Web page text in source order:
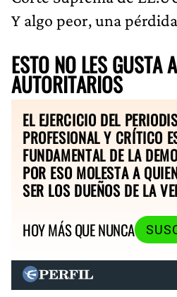
Y algo peor, una
ESTO NO LES GUSTA
AUTORITARIOS
EL EJERCICIO DEL
PROFESIONAL Y CRÍTICO
FUNDAMENTAL DE LA
POR ESO MOLESTA A
SER LOS DUEÑOS DE LA
HOY MÁS QUE NUNCA